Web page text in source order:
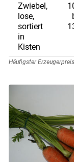
Zwiebel,
lose,
sortiert
in
Kisten
Häufigster